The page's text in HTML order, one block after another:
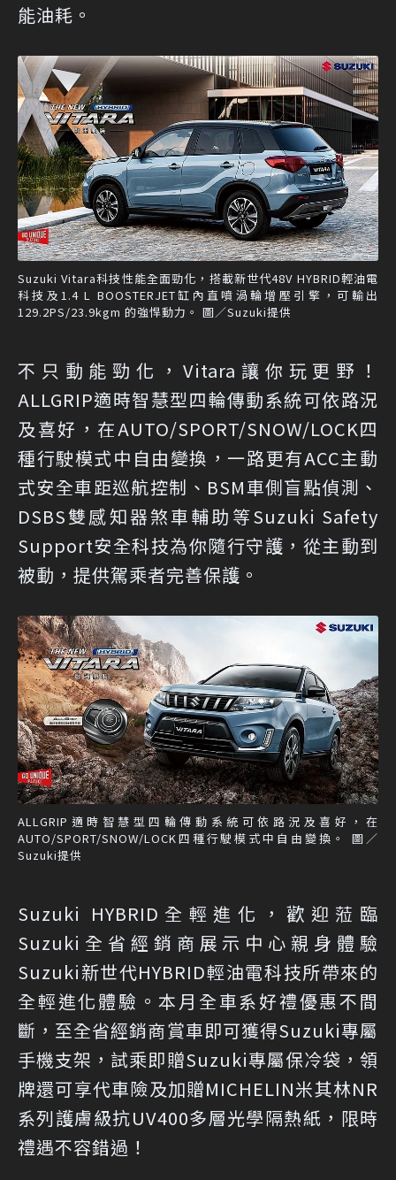
能油耗。
Suzuki Vitara科技性能全面勁化，搭載新世代48V HYBRID輕油電
科技及1.4 L BOOSTERJET缸內直噴渦輪增壓引擎，可輸出
129.2PS/23.9kgm 的強悍動力。 圖／Suzuki提供
不只動能勁化，Vitara讓你玩更野！
ALLGRIP適時智慧型四輪傳動系統可依路況
及喜好，在AUTO/SPORT/SNOW/LOCK四
種行駛模式中自由變換，一路更有ACC主動
式安全車距巡航控制、BSM車側盲點偵測、
DSBS雙感知器煞車輔助等Suzuki Safety
Support安全科技為你隨行守護，從主動到
被動，提供駕乘者完善保護。
ALLGRIP適時智慧型四輪傳動系統可依路況及喜好，在
AUTO/SPORT/SNOW/LOCK四種行駛模式中自由變換。 圖／
Suzuki提供
Suzuki HYBRID全輕進化，歡迎蒞臨
Suzuki全省經銷商展示中心親身體驗
Suzuki新世代HYBRID輕油電科技所帶來的
全輕進化體驗。本月全車系好禮優惠不間
斷，至全省經銷商賞車即可獲得Suzuki專屬
手機支架，試乘即贈Suzuki專屬保冷袋，領
牌還可享代車險及加贈MICHELIN米其林NR
系列護膚級抗UV400多層光學隔熱紙，限時
禮遇不容錯過！